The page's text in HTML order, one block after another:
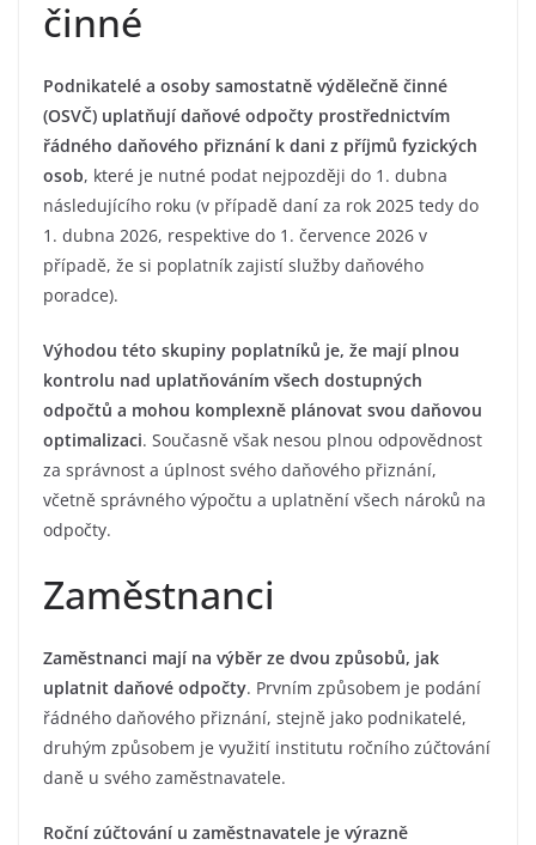
činné
Podnikatelé a osoby samostatně výdělečně činné
(OSVČ) uplatňují daňové odpočty prostřednictvím
řádného daňového přiznání k dani z příjmů fyzických
osob, které je nutné podat nejpozději do 1. dubna
následujícího roku (v případě daní za rok 2025 tedy do
1. dubna 2026, respektive do 1. července 2026 v
případě, že si poplatník zajistí služby daňového
poradce).
Výhodou této skupiny poplatníků je, že mají plnou
kontrolu nad uplatňováním všech dostupných
odpočtů a mohou komplexně plánovat svou daňovou
optimalizaci. Současně však nesou plnou odpovědnost
za správnost a úplnost svého daňového přiznání,
včetně správného výpočtu a uplatnění všech nároků na
odpočty.
Zaměstnanci
Zaměstnanci mají na výběr ze dvou způsobů, jak
uplatnit daňové odpočty. Prvním způsobem je podání
řádného daňového přiznání, stejně jako podnikatelé,
druhým způsobem je využití institutu ročního zúčtování
daně u svého zaměstnavatele.
Roční zúčtování u zaměstnavatele je výrazně